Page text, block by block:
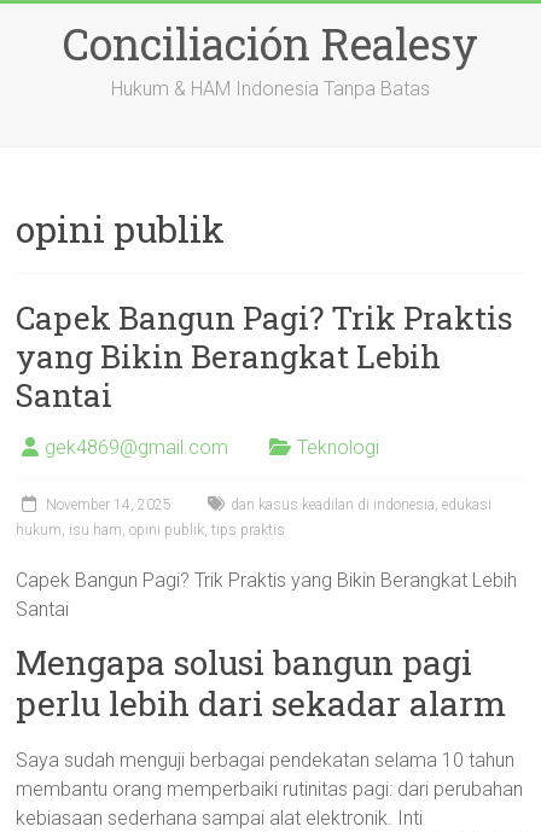
Conciliación Realesy
Hukum & HAM Indonesia Tanpa Batas
opini publik
Capek Bangun Pagi? Trik Praktis
yang Bikin Berangkat Lebih
Santai
gek4869@gmail.com Teknologi
November 14, 2025 dan kasus keadilan di indonesia,edukasi
hukum, isu ham,opini publik,tips praktis
Capek Bangun Pagi? Trik Praktis yang Bikin Berangkat Lebih
Santai
Mengapa solusi bangun pagi
perlu lebih dari sekadar alarm
Saya sudah menguji berbagai pendekatan selama 10 tahun
membantu orang memperbaiki rutinitas pagi: dari perubahan
kebiasaan sederhana sampai alat elektronik. Inti